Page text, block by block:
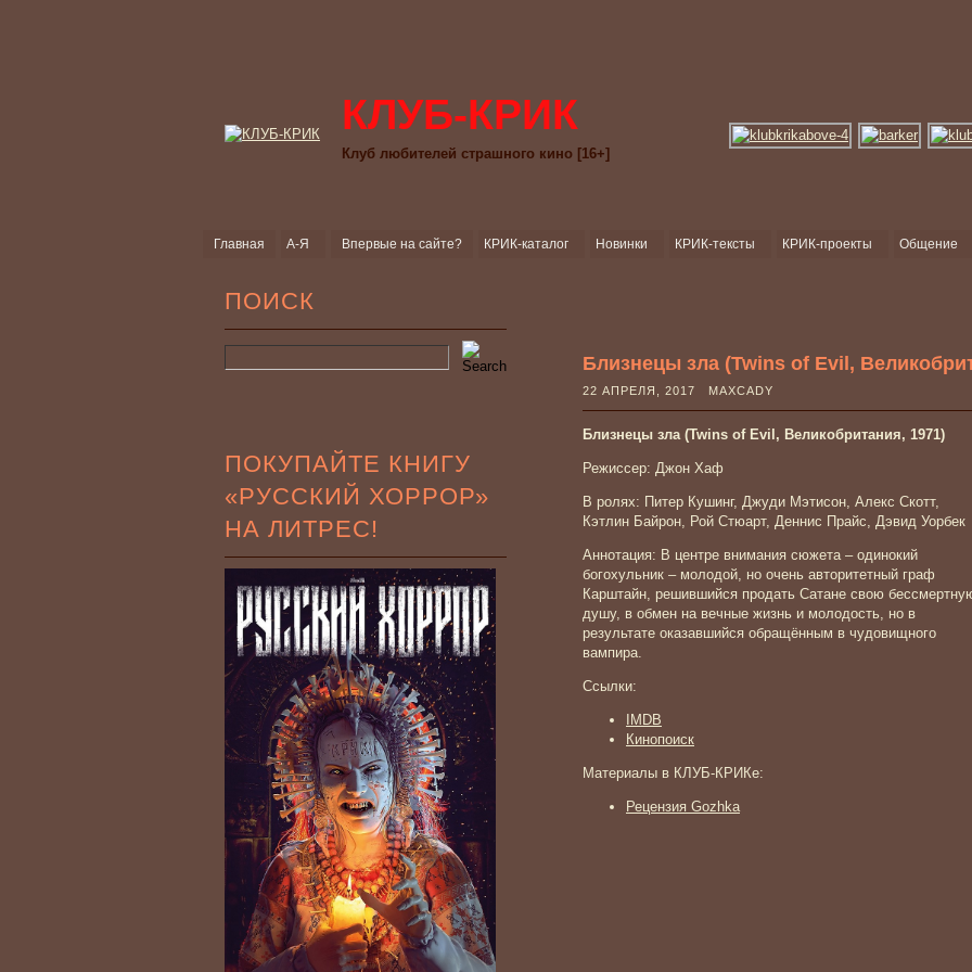
КЛУБ-КРИК
Клуб любителей страшного кино [16+]
Главная А-Я Впервые на сайте? КРИК-каталог Новинки КРИК-тексты КРИК-проекты Общение
ПОИСК
ПОКУПАЙТЕ КНИГУ
«РУССКИЙ ХОРРОР»
НА ЛИТРЕС!
Близнецы зла (Twins of Evil,
22 АПРЕЛЯ, 2017 MAXCADY
Близнецы зла (Twins of Evil, Великобритания, 1971)
Режиссер: Джон Хаф
В ролях: Питер Кушинг, Джуди Мэтисон, Алекс Скотт,
Кэтлин Байрон, Рой Стюарт, Деннис Прайс, Дэвид Уорбек
Аннотация: В центре внимания сюжета – одинокий
богохульник – молодой, но очень авторитетный граф
Карштайн, решившийся продать Сатане свою
душу, в обмен на вечные жизнь и молодость, но в
результате оказавшийся обращённым в чудовищного
вампира.
Ссылки:
IMDB
Кинопоиск
Материалы в КЛУБ-КРИКе:
Рецензия Gozhka